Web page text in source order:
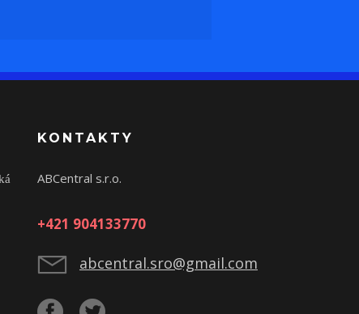
KONTAKTY
ABCentral s.r.o.
+421 904133770
abcentral.sro@gmail.com